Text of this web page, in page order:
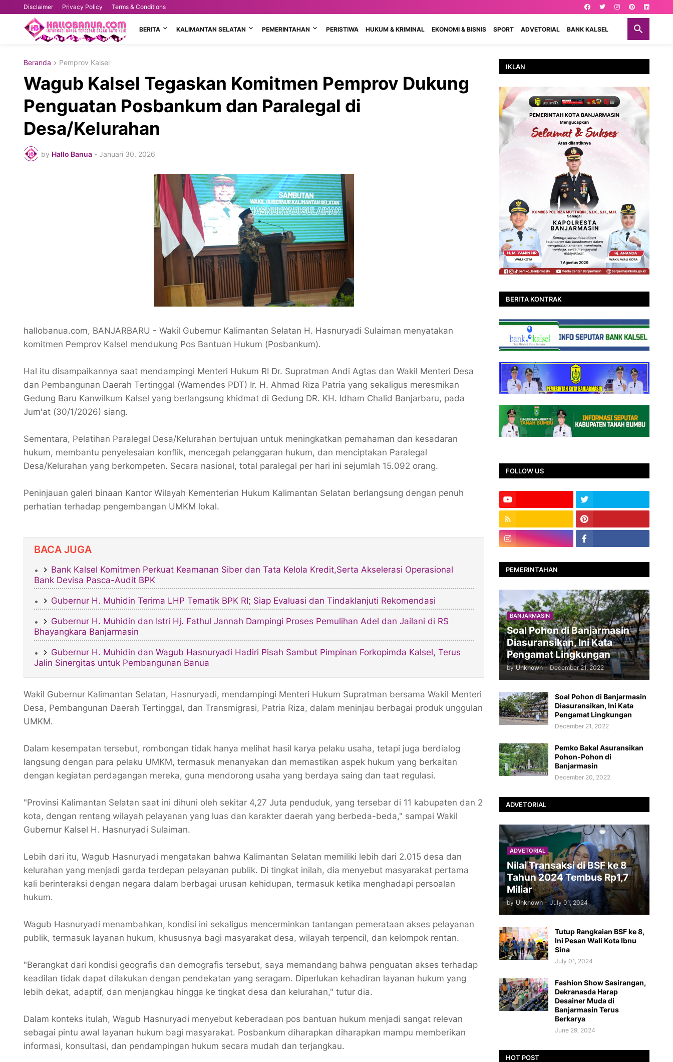
Disclaimer Privacy Policy Terms & Conditions
BERITA KALIMANTAN SELATAN PEMERINTAHAN PERISTIWA HUKUM & KRIMINAL EKONOMI & BISNIS SPORT ADVETORIAL BANK KALSEL
Beranda Pemprov Kalsel
Wagub Kalsel Tegaskan Komitmen Pemprov Dukung
Penguatan Posbankum dan Paralegal di
Desa/Kelurahan
by Hallo Banua - Januari 30, 2026
hallobanua.com, BANJARBARU - Wakil Gubernur Kalimantan Selatan H. Hasnuryadi Sulaiman menyatakan
komitmen Pemprov Kalsel mendukung Pos Bantuan Hukum (Posbankum).
Hal itu disampaikannya saat mendampingi Menteri Hukum RI Dr. Supratman Andi Agtas dan Wakil Menteri Desa
dan Pembangunan Daerah Tertinggal (Wamendes PDT) Ir. H. Ahmad Riza Patria yang sekaligus meresmikan
Gedung Baru Kanwilkum Kalsel yang berlangsung khidmat di Gedung DR. KH. Idham Chalid Banjarbaru, pada
Jum'at (30/1/2026) siang.
Sementara, ‎Pelatihan Paralegal Desa/Kelurahan bertujuan untuk meningkatkan pemahaman dan kesadaran
hukum, membantu penyelesaian konflik, mencegah pelanggaran hukum, dan menciptakan Paralegal
Desa/Kelurahan yang berkompeten. Secara nasional, total paralegal per hari ini sejumlah 15.092 orang.
‎Peninjauan galeri binaan Kantor Wilayah Kementerian Hukum Kalimantan Selatan berlangsung dengan penuh
perhatian terhadap pengembangan UMKM lokal.
BACA JUGA
Bank Kalsel Komitmen Perkuat Keamanan Siber dan Tata Kelola Kredit,Serta Akselerasi Operasional
Bank Devisa Pasca-Audit BPK
Gubernur H. Muhidin Terima LHP Tematik BPK RI; Siap Evaluasi dan Tindaklanjuti Rekomendasi
Gubernur H. Muhidin dan Istri Hj. Fathul Jannah Dampingi Proses Pemulihan Adel dan Jailani di RS
Bhayangkara Banjarmasin
Gubernur H. Muhidin dan Wagub Hasnuryadi Hadiri Pisah Sambut Pimpinan Forkopimda Kalsel, Terus
Jalin Sinergitas untuk Pembangunan Banua
Wakil Gubernur Kalimantan Selatan, Hasnuryadi, mendampingi Menteri Hukum Supratman bersama Wakil Menteri
Desa, Pembangunan Daerah Tertinggal, dan Transmigrasi, Patria Riza, dalam meninjau berbagai produk unggulan
UMKM.
Dalam kesempatan tersebut, rombongan tidak hanya melihat hasil karya pelaku usaha, tetapi juga berdialog
langsung dengan para pelaku UMKM, termasuk menanyakan dan memastikan aspek hukum yang berkaitan
dengan kegiatan perdagangan mereka, guna mendorong usaha yang berdaya saing dan taat regulasi.
‎"Provinsi Kalimantan Selatan saat ini dihuni oleh sekitar 4,27 Juta penduduk, yang tersebar di 11 kabupaten dan 2
kota, dengan rentang wilayah pelayanan yang luas dan karakter daerah yang berbeda-beda," sampai Wakil
Gubernur Kalsel H. Hasnuryadi Sulaiman.
‎Lebih dari itu, Wagub Hasnuryadi mengatakan bahwa Kalimantan Selatan memiliki lebih dari 2.015 desa dan
kelurahan yang menjadi garda terdepan pelayanan publik. Di tingkat inilah, dia menyebut masyarakat pertama
kali berinteraksi dengan negara dalam berbagai urusan kehidupan, termasuk ketika menghadapi persoalan
hukum.
‎Wagub Hasnuryadi menambahkan, kondisi ini sekaligus mencerminkan tantangan pemerataan akses pelayanan
publik, termasuk layanan hukum, khususnya bagi masyarakat desa, wilayah terpencil, dan kelompok rentan.
‎"Berangkat dari kondisi geografis dan demografis tersebut, saya memandang bahwa penguatan akses terhadap
keadilan tidak dapat dilakukan dengan pendekatan yang seragam. Diperlukan kehadiran layanan hukum yang
lebih dekat, adaptif, dan menjangkau hingga ke tingkat desa dan kelurahan," tutur dia.
‎Dalam konteks itulah, Wagub Hasnuryadi menyebut keberadaan pos bantuan hukum menjadi sangat relevan
sebagai pintu awal layanan hukum bagi masyarakat. Posbankum diharapkan diharapkan mampu memberikan
informasi, konsultasi, dan pendampingan hukum secara mudah dan terjangkau.
IKLAN
BERITA KONTRAK
FOLLOW US
PEMERINTAHAN
BANJARMASIN
Soal Pohon di Banjarmasin
Diasuransikan, Ini Kata
Pengamat Lingkungan
by Unknown - December 21, 2022
Soal Pohon di Banjarmasin
Diasuransikan, Ini Kata
Pengamat Lingkungan
December 21, 2022
Pemko Bakal Asuransikan
Pohon-Pohon di
Banjarmasin
December 20, 2022
ADVETORIAL
ADVETORIAL
Nilai Transaksi di BSF ke 8
Tahun 2024 Tembus Rp1,7
Miliar
by Unknown - July 01, 2024
Tutup Rangkaian BSF ke 8,
Ini Pesan Wali Kota Ibnu
Sina
July 01, 2024
Fashion Show Sasirangan,
Dekranasda Harap
Desainer Muda di
Banjarmasin Terus
Berkarya
June 29, 2024
HOT POST